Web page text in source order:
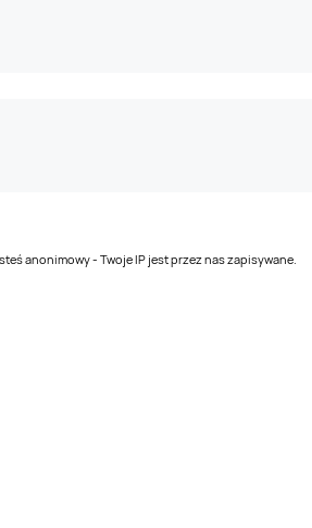
anonimowy - Twoje IP jest przez nas zapisywane.